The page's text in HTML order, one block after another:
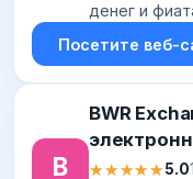
денег и
Посетите веб-
B
BWR
★★★★★
★★★★★5.0